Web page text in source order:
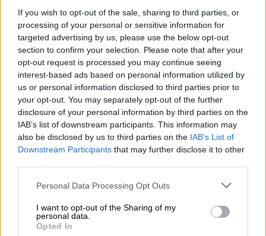
If you wish to opt-out of the sale, sharing to third parties, or
processing of your personal or sensitive information for
targeted advertising by us, please use the below opt-out
section to confirm your selection. Please note that after your
opt-out request is processed you may continue seeing
interest-based ads based on personal information utilized by
us or personal information disclosed to third parties prior to
your opt-out. You may separately opt-out of the further
disclosure of your personal information by third parties on the
IAB’s list of downstream participants. This information may
also be disclosed by us to third parties on the IAB’s List of
Downstream Participants that may further disclose it to other
Please note that this website/app uses one or more Google
not limited to your visit or usage behaviour. You may click to
grant or deny consent to Google and its third-party tags to
use your data for below specified purposes in below Google
Personal Data Processing Opt Outs
I want to opt-out of the Sharing of my
personal data.
Opted In
Αθλητισμός|19.03.2026 09:52
Έφτασε τα 900 γκολ καριέρας ο
Λιονέλ Μέσι - Είχε σκοράρει για
πρώτη φορά το 2005
Αθλητισμός|19.03.2026 21:34
ΑΕΚ - Τσέλιε 0-2: Έπαιξε με τη φωτιά
αλλά δεν κάηκε και προκρίθηκε στα
προημιτελικά του Conference League
Οι Γερμανοί έδειξαν από νωρίς τις διαθέσεις
τους, χτίζοντας προβάδισμα δύο τερμάτων